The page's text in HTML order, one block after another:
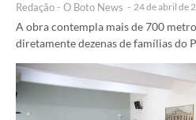
Redação - O Boto News - 24 de abril de
A obra contempla mais de 700
diretamente dezenas de famílias do